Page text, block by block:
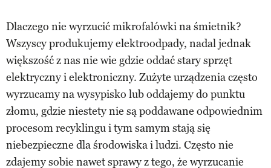
Dlaczego nie wyrzucić mikrofalówki na śmietnik?
Wszyscy produkujemy elektroodpady, nadal jednak
większość z nas nie wie gdzie oddać stary sprzęt
elektryczny i elektroniczny. Zużyte urządzenia często
wyrzucamy na wysypisko lub oddajemy do punktu
złomu, gdzie niestety nie są poddawane odpowiednim
procesom recyklingu i tym samym stają się
niebezpieczne dla środowiska i ludzi. Często nie
zdajemy sobie nawet sprawy z tego, że wyrzucanie